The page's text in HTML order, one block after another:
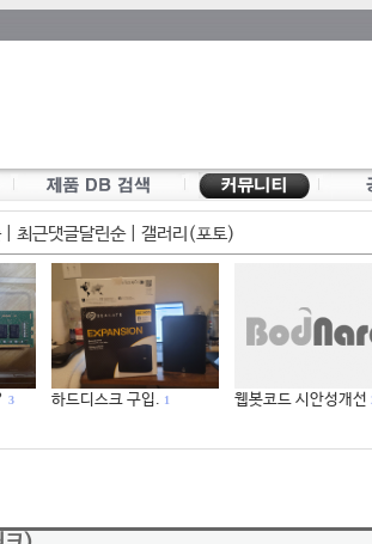
| 최근댓글달린순| 갤러리(포토)
3 하드디스크 구입. 1 웹봇코드 시안성개선